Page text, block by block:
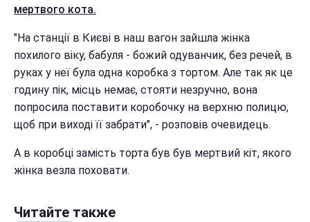
мертвого кота.
"На станції в Києві в наш вагон зайшла жінка
похилого віку, бабуля - божий одуванчик, без речей, в
руках у неї була одна коробка з тортом. Але так як це
годину пік, місць немає, стояти незручно, вона
попросила поставити коробочку на верхню полицю,
щоб при виході її забрати", - розповів очевидець.
А в коробці замість торта був був мертвий кіт, якого
жінка везла поховати.
Читайте также